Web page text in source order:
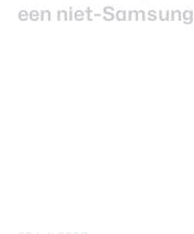
een niet-